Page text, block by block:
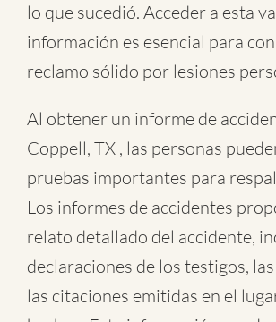
lo que sucedió. Acceder a esta
información es esencial para
reclamo sólido por lesiones
Al obtener un informe de
Coppell, TX , las personas
pruebas importantes para
Los informes de accidentes
relato detallado del accidente,
declaraciones de los testigos,
las citaciones emitidas en el